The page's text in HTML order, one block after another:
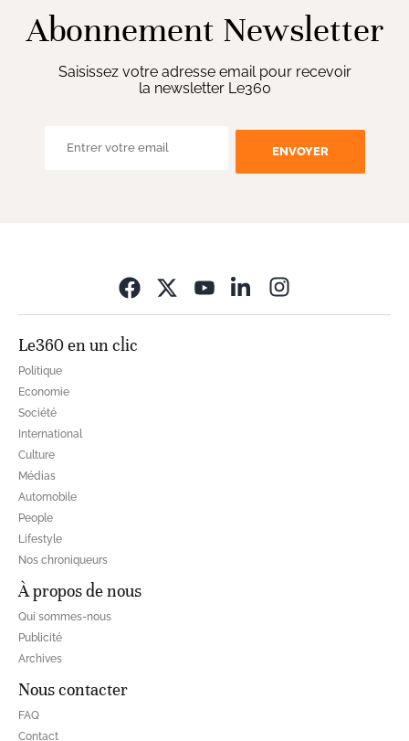
Abonnement Newsletter
Saisissez votre adresse email pour recevoir
la newsletter Le360
ENVOYER
Le360 en un clic
Politique
Economie
Société
International
Culture
Médias
Automobile
People
Lifestyle
Nos chroniqueurs
À propos de nous
Qui sommes-nous
Publicité
Archives
Nous contacter
FAQ
Contact